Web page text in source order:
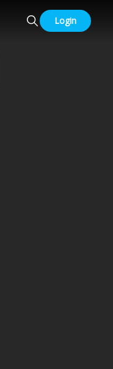
Login